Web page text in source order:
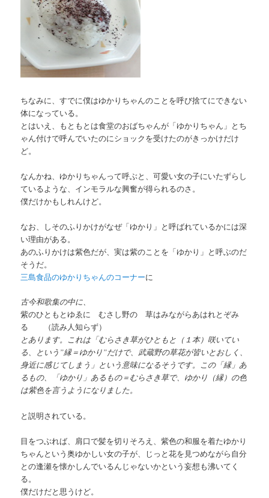
ちなみに、すでに僕はゆかりちゃんのことを呼び捨てにできない
体になっている。
とはいえ、もともとは食堂のおばちゃんが「ゆかりちゃん」とち
ゃん付けで呼んでいたのにショックを受けたのがきっかけだけ
ど。
なんかね、ゆかりちゃんって呼ぶと、可愛い女の子にいたずらし
ているような、インモラルな興奮が得られるのさ。
僕だけかもしれんけど。
なお、しそのふりかけがなぜ「ゆかり」と呼ばれているかには深
い理由がある。
あのふりかけは紫色だが、実は紫のことを「ゆかり」と呼ぶのだ
そうだ。
三島食品のゆかりちゃんのコーナーに
古今和歌集の中に、
紫のひともとゆゑに むさし野の 草はみながらあはれとぞみ
る （読み人知らず）
とあります。これは「むらさき草がひともと（１本）咲いてい
る、という”縁＝ゆかり”だけで、武蔵野の草花が皆いとおしく、
身近に感じてしまう」という意味になるそうです。この「縁」あ
るもの、「ゆかり」あるもの＝むらさき草で、ゆかり（縁）の色
は紫色を言うようになりました。
と説明されている。
目をつぶれば、肩口で髪を切りそろえ、紫色の和服を着たゆかり
ちゃんという奥ゆかしい女の子が、じっと花を見つめながら自分
との逢瀬を懐かしんでいるんじゃないかという妄想も沸いてく
る。
僕だけだと思うけど。